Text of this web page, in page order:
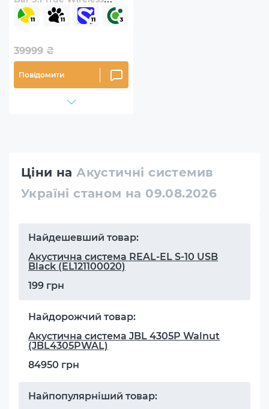
Surround with Dolby
Atmos
39999 ₴
Повідомити
Ціни наАкустичні системив
Україні станом на 09.08.2026
Найдешевший товар:
Акустична система REAL-EL S-10 USB
Black (EL121100020)
199 грн
Найдорожчий товар:
Акустична система JBL 4305P Walnut
(JBL4305PWAL)
84950 грн
Найпопулярніший товар: